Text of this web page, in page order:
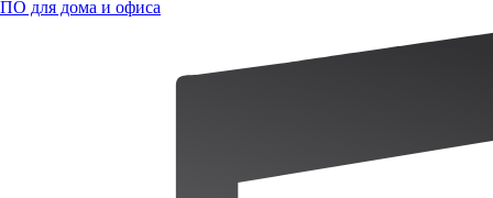
ПО для дома и офиса